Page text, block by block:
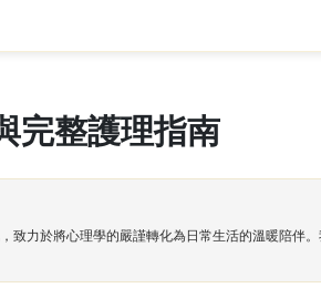
完整護理指南
力於將心理學的嚴謹轉化為日常生活的溫暖陪伴